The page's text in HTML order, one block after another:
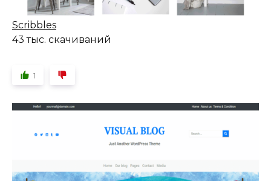
Scribbles
43 тыс. скачиваний
1